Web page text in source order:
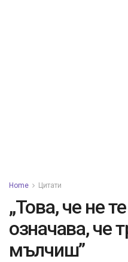
Home Цитати
„Това, че не
означава, че
мълчиш”